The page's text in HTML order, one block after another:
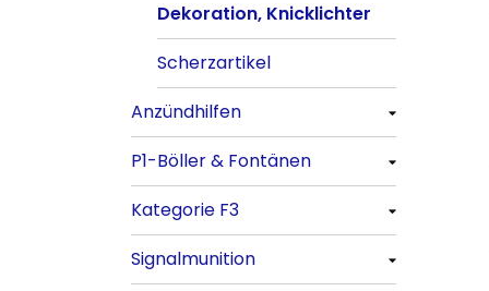
Dekoration, Knicklichter
Scherzartikel
Anzündhilfen
Alle anzeigen
P1-Böller & Fontänen
Alle anzeigen
Kategorie F3
Alle anzeigen
Signalmunition